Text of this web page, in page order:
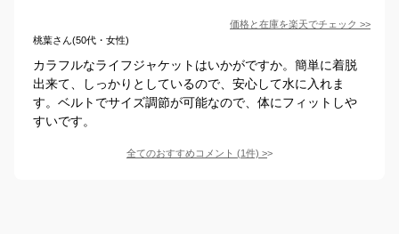
価格と在庫を楽天でチェック >>
桃葉さん(50代・女性)
カラフルなライフジャケットはいかがですか。簡単に着脱
出来て、しっかりとしているので、安心して水に入れま
す。ベルトでサイズ調節が可能なので、体にフィットしや
すいです。
全てのおすすめコメント (1件) >